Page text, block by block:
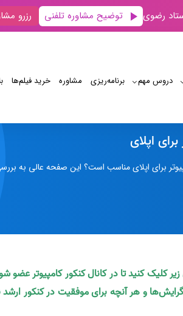
رضوی توضیح مشاوره تلفنی رزرو
دروس مهم برنامه‌‌ریزی مشاوره خرید فیلم‌ها
اپلای
برای اپلای مناسب است؟ این صفحه عالی به
کلیک کنید تا در کانال کنکور کامپیوتر عضو
و هر آنچه برای موفقیت در کنکور ارشد